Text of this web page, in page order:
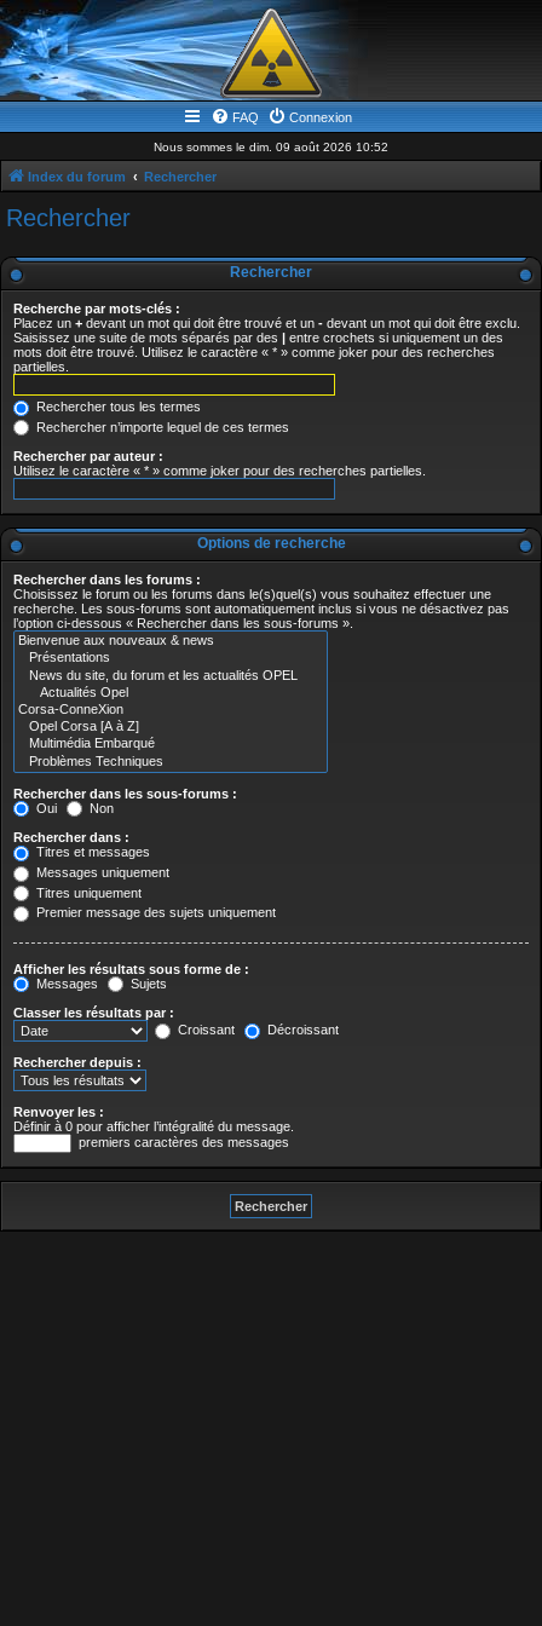
FAQ Connexion
Nous sommes le dim. 09 août 2026 10:52
Index du forum Rechercher
Rechercher
Rechercher
Recherche par mots-clés :
Placez un + devant un mot qui doit être trouvé et un - devant un mot qui doit être exclu.
Saisissez une suite de mots séparés par des | entre crochets si uniquement un des
mots doit être trouvé. Utilisez le caractère « * » comme joker pour des recherches
partielles.
Rechercher tous les termes
Rechercher n’importe lequel de ces termes
Rechercher par auteur :
Utilisez le caractère « * » comme joker pour des recherches partielles.
Options de recherche
Rechercher dans les forums :
Choisissez le forum ou les forums dans le(s)quel(s) vous souhaitez effectuer une
recherche. Les sous-forums sont automatiquement inclus si vous ne désactivez pas
l’option ci-dessous « Rechercher dans les sous-forums ».
Rechercher dans les sous-forums :
Oui
Non
Rechercher dans :
Titres et messages
Messages uniquement
Titres uniquement
Premier message des sujets uniquement
Afficher les résultats sous forme de :
Messages
Sujets
Classer les résultats par :
Croissant
Décroissant
Rechercher depuis :
Renvoyer les :
Définir à 0 pour afficher l’intégralité du message.
premiers caractères des messages